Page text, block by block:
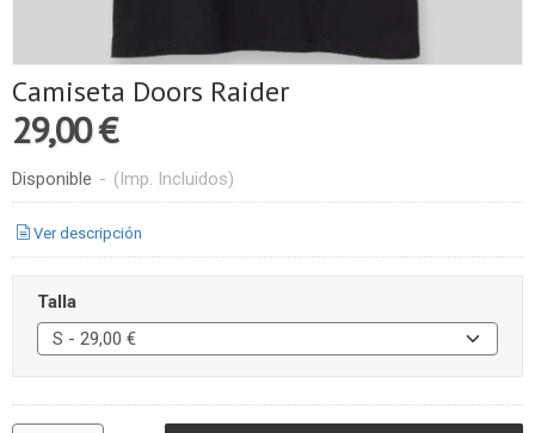
Camiseta Doors Raider
29,00 €
Disponible - (Imp. Incluidos)
Ver descripción
Talla